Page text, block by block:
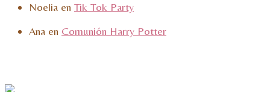
Noelia en Tik Tok Party
Ana en Comunión Harry Potter